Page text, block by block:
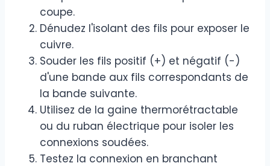
coupe.
Dénudez l'isolant des fils pour exposer le
cuivre.
Souder les fils positif (+) et négatif (-)
d'une bande aux fils correspondants de
la bande suivante.
Utilisez de la gaine thermorétractable
ou du ruban électrique pour isoler les
connexions soudées.
Testez la connexion en branchant